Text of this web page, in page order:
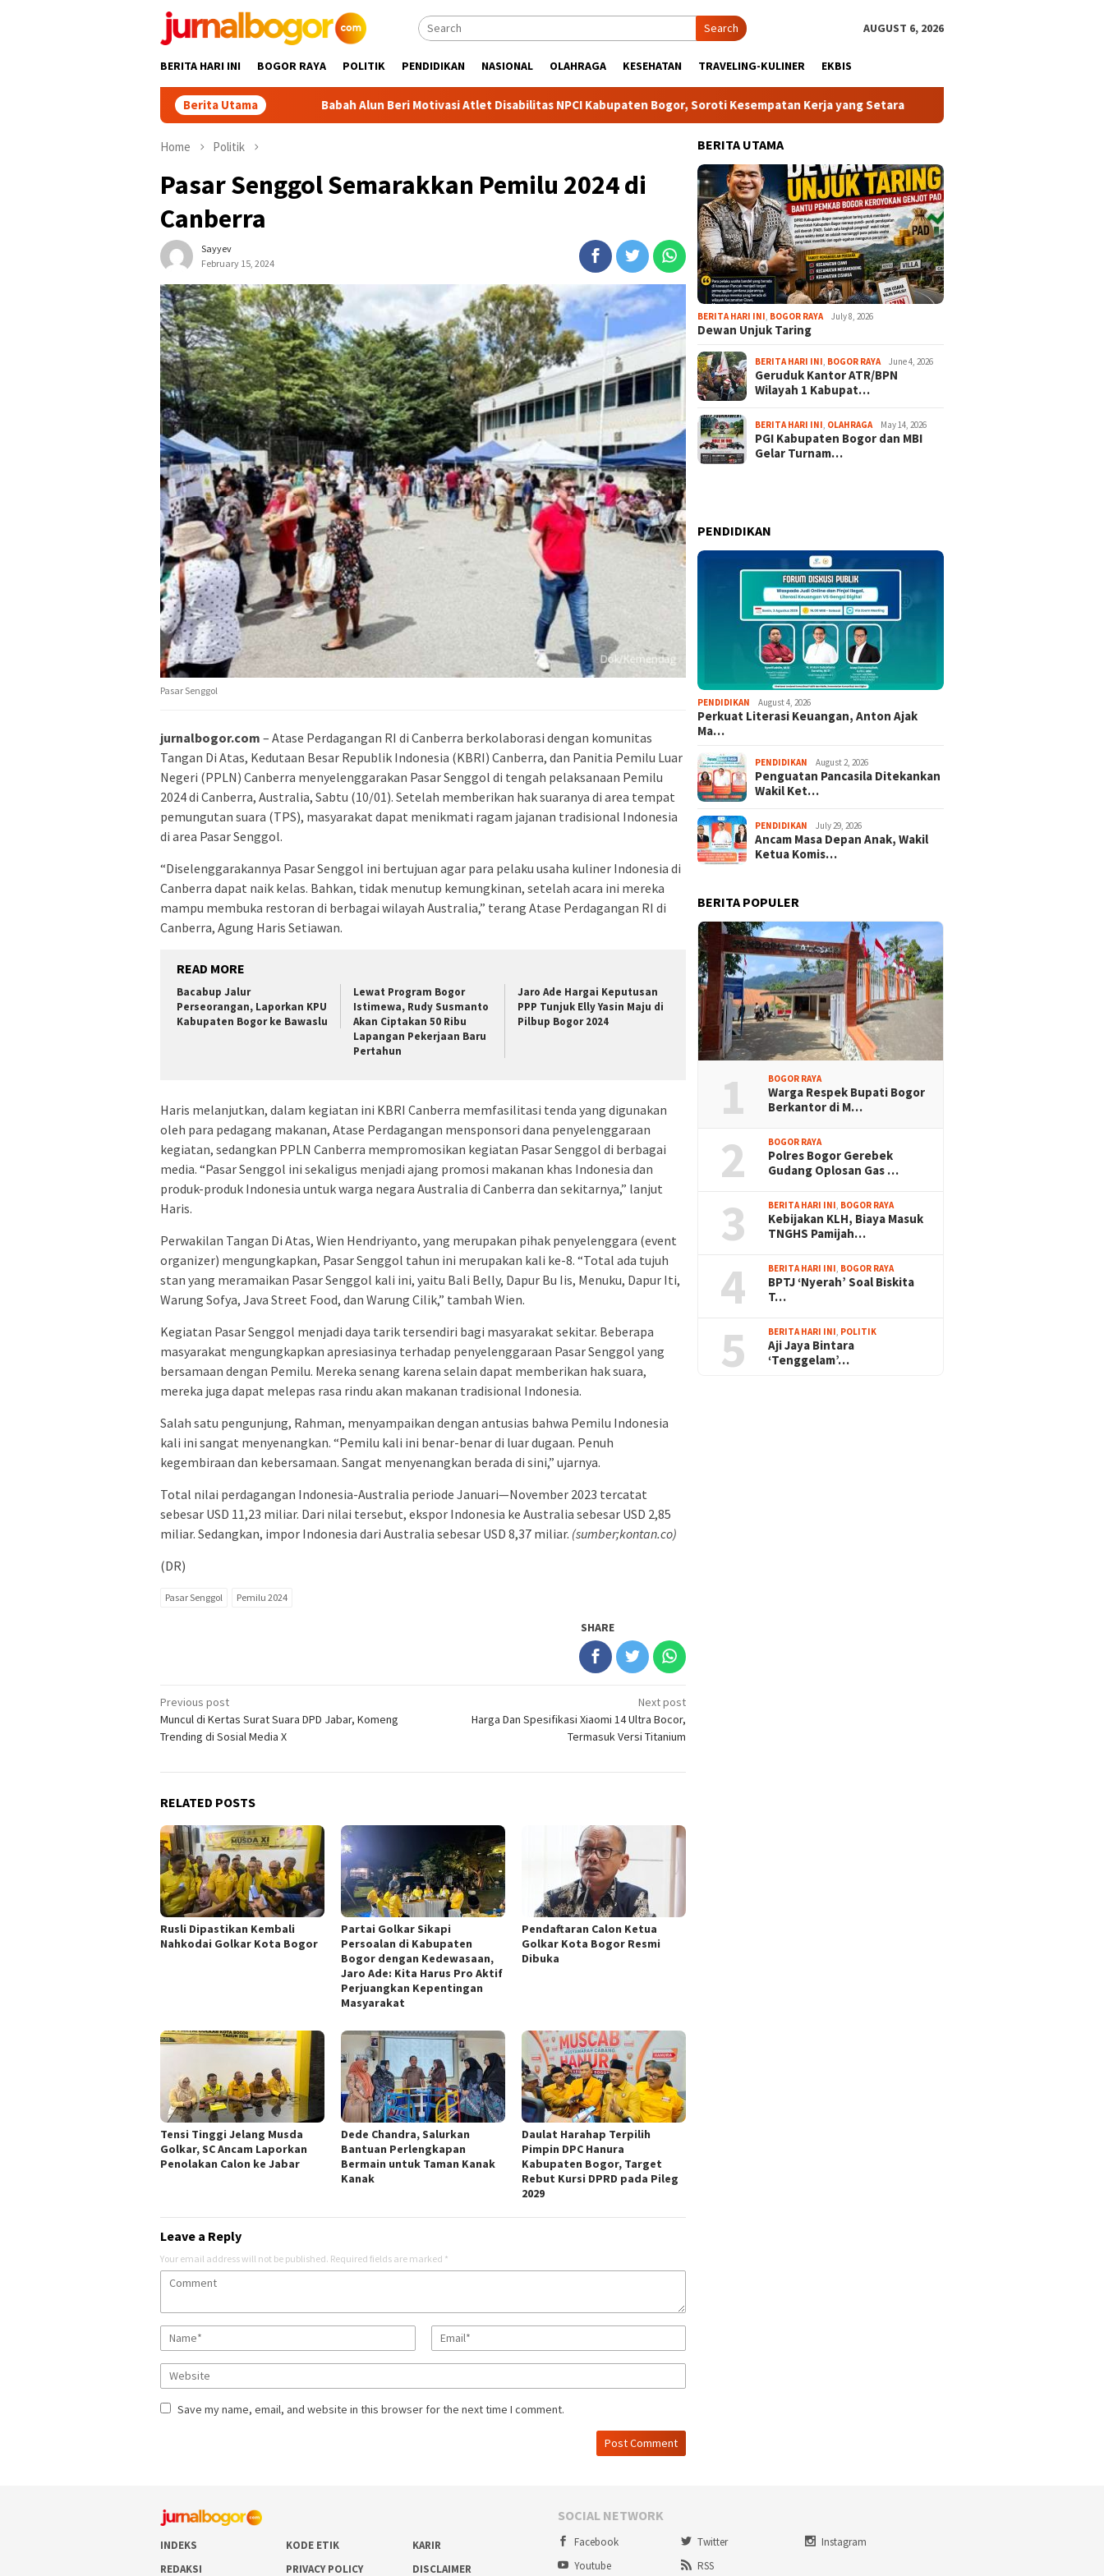
Search AUGUST 6, 2026
BERITA HARI INI BOGOR RAYA POLITIK PENDIDIKAN NASIONAL OLAHRAGA KESEHATAN TRAVELING-KULINER EKBIS
Berita UtamaBabah Alun Beri Motivasi Atlet Disabilitas NPCI Kabupaten Bogor, Soroti Kesempatan Kerja yang Setara 13 Kelurahan Turunkan Kafilah Terbaik,
Home Politik
Pasar Senggol Semarakkan Pemilu 2024 di
Canberra
Sayyev
February 15, 2024
Pasar Senggol
jurnalbogor.com – Atase Perdagangan RI di Canberra berkolaborasi dengan komunitas
Tangan Di Atas, Kedutaan Besar Republik Indonesia (KBRI) Canberra, dan Panitia Pemilu Luar
Negeri (PPLN) Canberra menyelenggarakan Pasar Senggol di tengah pelaksanaan Pemilu
2024 di Canberra, Australia, Sabtu (10/01). Setelah memberikan hak suaranya di area tempat
pemungutan suara (TPS), masyarakat dapat menikmati ragam jajanan tradisional Indonesia
di area Pasar Senggol.
“Diselenggarakannya Pasar Senggol ini bertujuan agar para pelaku usaha kuliner Indonesia di
Canberra dapat naik kelas. Bahkan, tidak menutup kemungkinan, setelah acara ini mereka
mampu membuka restoran di berbagai wilayah Australia,” terang Atase Perdagangan RI di
Canberra, Agung Haris Setiawan.
READ MORE
Bacabup Jalur
Perseorangan, Laporkan KPU
Kabupaten Bogor ke Bawaslu
Lewat Program Bogor
Istimewa, Rudy Susmanto
Akan Ciptakan 50 Ribu
Lapangan Pekerjaan Baru
Pertahun
Jaro Ade Hargai Keputusan
PPP Tunjuk Elly Yasin Maju di
Pilbup Bogor 2024
Haris melanjutkan, dalam kegiatan ini KBRI Canberra memfasilitasi tenda yang digunakan
oleh para pedagang makanan, Atase Perdagangan mensponsori dana penyelenggaraan
kegiatan, sedangkan PPLN Canberra mempromosikan kegiatan Pasar Senggol di berbagai
media. “Pasar Senggol ini sekaligus menjadi ajang promosi makanan khas Indonesia dan
produk-produk Indonesia untuk warga negara Australia di Canberra dan sekitarnya,” lanjut
Haris.
Perwakilan Tangan Di Atas, Wien Hendriyanto, yang merupakan pihak penyelenggara (event
organizer) mengungkapkan, Pasar Senggol tahun ini merupakan kali ke-8. “Total ada tujuh
stan yang meramaikan Pasar Senggol kali ini, yaitu Bali Belly, Dapur Bu Iis, Menuku, Dapur Iti,
Warung Sofya, Java Street Food, dan Warung Cilik,” tambah Wien.
Kegiatan Pasar Senggol menjadi daya tarik tersendiri bagi masyarakat sekitar. Beberapa
masyarakat mengungkapkan apresiasinya terhadap penyelenggaraan Pasar Senggol yang
bersamaan dengan Pemilu. Mereka senang karena selain dapat memberikan hak suara,
mereka juga dapat melepas rasa rindu akan makanan tradisional Indonesia.
Salah satu pengunjung, Rahman, menyampaikan dengan antusias bahwa Pemilu Indonesia
kali ini sangat menyenangkan. “Pemilu kali ini benar-benar di luar dugaan. Penuh
kegembiraan dan kebersamaan. Sangat menyenangkan berada di sini,” ujarnya.
Total nilai perdagangan Indonesia-Australia periode Januari—November 2023 tercatat
sebesar USD 11,23 miliar. Dari nilai tersebut, ekspor Indonesia ke Australia sebesar USD 2,85
miliar. Sedangkan, impor Indonesia dari Australia sebesar USD 8,37 miliar. (sumber;kontan.co)
(DR)
Pasar Senggol Pemilu 2024
SHARE
Post
navigation
Previous post
Muncul di Kertas Surat Suara DPD Jabar, Komeng
Trending di Sosial Media X
Next post
Harga Dan Spesifikasi Xiaomi 14 Ultra Bocor,
Termasuk Versi Titanium
RELATED POSTS
Rusli Dipastikan Kembali
Nahkodai Golkar Kota Bogor
Partai Golkar Sikapi
Persoalan di Kabupaten
Bogor dengan Kedewasaan,
Jaro Ade: Kita Harus Pro Aktif
Perjuangkan Kepentingan
Masyarakat
Pendaftaran Calon Ketua
Golkar Kota Bogor Resmi
Dibuka
Tensi Tinggi Jelang Musda
Golkar, SC Ancam Laporkan
Penolakan Calon ke Jabar
Dede Chandra, Salurkan
Bantuan Perlengkapan
Bermain untuk Taman Kanak
Kanak
Daulat Harahap Terpilih
Pimpin DPC Hanura
Kabupaten Bogor, Target
Rebut Kursi DPRD pada Pileg
2029
Leave a Reply
Your email address will not be published. Required fields are marked *
Save my name, email, and website in this browser for the next time I comment.
BERITA UTAMA
BERITA HARI INI BOGOR RAYA July 8, 2026
Dewan Unjuk Taring
BERITA HARI INI BOGOR RAYA June 4, 2026
Geruduk Kantor ATR/BPN
Wilayah 1 Kabupat…
BERITA HARI INI OLAHRAGA May 14, 2026
PGI Kabupaten Bogor dan MBI
Gelar Turnam…
PENDIDIKAN
PENDIDIKAN August 4, 2026
Perkuat Literasi Keuangan, Anton Ajak
Ma…
PENDIDIKAN August 2, 2026
Penguatan Pancasila Ditekankan
Wakil Ket…
PENDIDIKAN July 29, 2026
Ancam Masa Depan Anak, Wakil
Ketua Komis…
BERITA POPULER
1 BOGOR RAYA
Warga Respek Bupati Bogor
Berkantor di M…
2 BOGOR RAYA
Polres Bogor Gerebek
Gudang Oplosan Gas …
3 BERITA HARI INI, BOGOR RAYA
Kebijakan KLH, Biaya Masuk
TNGHS Pamijah…
4 BERITA HARI INI, BOGOR RAYA
BPTJ ‘Nyerah’ Soal Biskita
T…
5 BERITA HARI INI, POLITIK
Aji Jaya Bintara
‘Tenggelam’…
INDEKS KODE ETIK
KARIR
REDAKSI
PRIVACY POLICY DISCLAIMER
SOCIAL NETWORK
Facebook Twitter
Instagram
Youtube
RSS